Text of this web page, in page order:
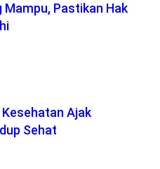
Mampu, Pastikan Hak
Kesehatan Ajak
Sehat